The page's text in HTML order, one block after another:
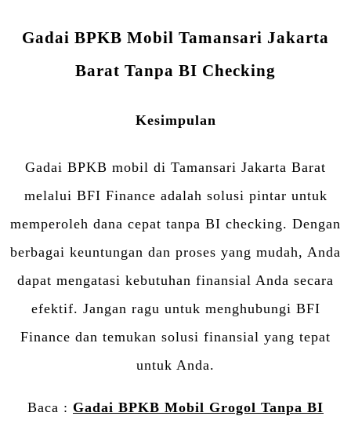
Gadai BPKB Mobil Tamansari Jakarta
Barat Tanpa BI Checking
Kesimpulan
Gadai BPKB mobil di Tamansari Jakarta Barat
melalui BFI Finance adalah solusi pintar untuk
memperoleh dana cepat tanpa BI checking. Dengan
berbagai keuntungan dan proses yang mudah, Anda
dapat mengatasi kebutuhan finansial Anda secara
efektif. Jangan ragu untuk menghubungi BFI
Finance dan temukan solusi finansial yang tepat
untuk Anda.
Baca : Gadai BPKB Mobil Grogol Tanpa BI